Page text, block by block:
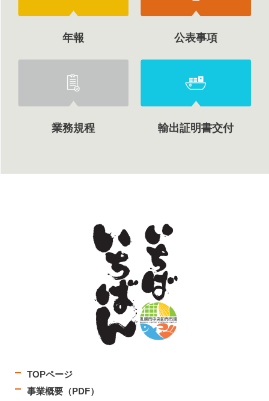
年報 公表事項
業務規程 輸出証明書交付
TOPページ
事業概要（PDF）